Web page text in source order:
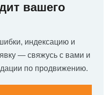
вашего
индексацию и
— свяжусь с вами и
по продвижению.